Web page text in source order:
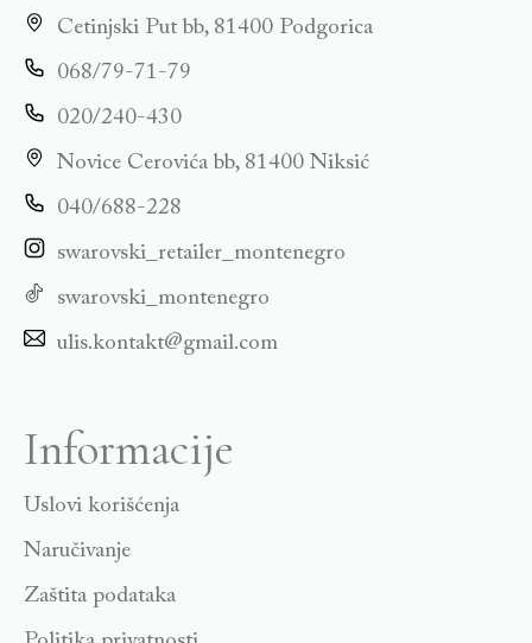
Cetinjski Put bb, 81400 Podgorica
068/79-71-79
020/240-430
Novice Cerovića bb, 81400 Niksić
040/688-228
swarovski_retailer_montenegro
swarovski_montenegro
ulis.kontakt@gmail.com
Informacije
Uslovi korišćenja
Naručivanje
Zaštita podataka